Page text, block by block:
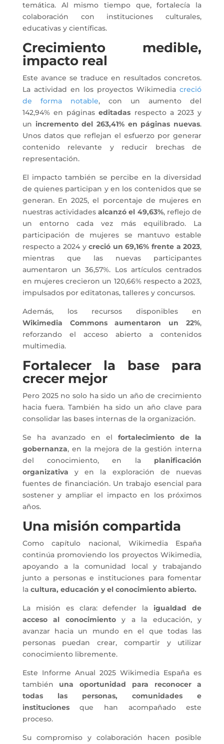
temática. Al mismo tiempo que, fortalecía la
colaboración con instituciones culturales,
educativas y científicas.
Crecimiento medible,
impacto real
Este avance se traduce en resultados concretos.
La actividad en los proyectos Wikimediacreció
de forma notable, con un aumento del
142,94% en páginas editadas respecto a 2023 y
un incremento del 263,41% en páginas nuevas.
Unos datos que reflejan el esfuerzo por generar
contenido relevante y reducir brechas de
representación.
El impacto también se percibe en la diversidad
de quienes participan y en los contenidos que se
generan. En 2025, el porcentaje de mujeres en
nuestras actividadesalcanzó el 49,63%, reflejo de
un entorno cada vez más equilibrado. La
participación de mujeres se mantuvo estable
respecto a 2024 ycreció un 69,16% frente a 2023,
mientras que las nuevas participantes
aumentaron un 36,57%. Los artículos centrados
en mujeres crecieron un 120,66% respecto a 2023,
impulsados por editatonas, talleres y concursos.
Además, los recursos disponibles en
Wikimedia Commons aumentaron un 22%,
reforzando el acceso abierto a contenidos
multimedia.
Fortalecer la base para
crecer mejor
Pero 2025 no solo ha sido un año de crecimiento
hacia fuera. También ha sido un año clave para
consolidar las bases internas de la organización.
Se ha avanzado en elfortalecimiento de la
gobernanza, en la mejora de la gestión interna
del conocimiento, en la planificación
organizativa y en la exploración de nuevas
fuentes de financiación. Un trabajo esencial para
sostener y ampliar el impacto en los próximos
años.
Una misión compartida
Como capítulo nacional, Wikimedia España
continúa promoviendo los proyectos Wikimedia,
apoyando a la comunidad local y trabajando
junto a personas e instituciones para fomentar
la cultura, educación y el conocimiento abierto.
La misión es clara: defender laigualdad de
acceso al conocimientoy a la educación, y
avanzar hacia un mundo en el que todas las
personas puedan crear, compartir y utilizar
conocimiento libremente.
Este Informe Anual 2025 Wikimedia España es
también una oportunidad para reconocer a
todas las personas, comunidades e
institucionesque han acompañado este
proceso.
Su compromiso y colaboración hacen posible